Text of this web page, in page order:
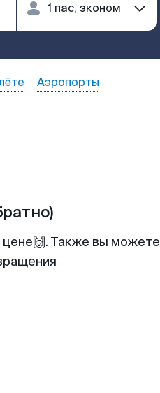
Аэропорты
цене🙌. Также вы можете